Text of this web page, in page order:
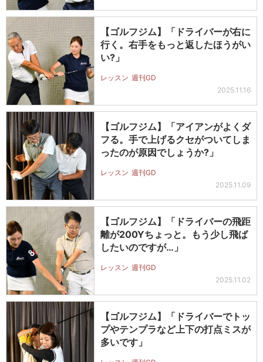
【ゴルフジム】「ドライバーが右に
行く。右手をもっと返したほうがい
い?」
レッスン 週刊GD
2025.11.16
【ゴルフジム】「アイアンがよくダ
フる。手で上げるクセがついてしま
ったのが原因でしょうか?」
レッスン 週刊GD
2025.11.09
【ゴルフジム】「ドライバーの飛距
離が200Yちょっと。もう少し飛ば
したいのですが…」
レッスン 週刊GD
2025.11.02
【ゴルフジム】「ドライバーでトッ
プやテンプラなど上下の打点ミスが
多いです」